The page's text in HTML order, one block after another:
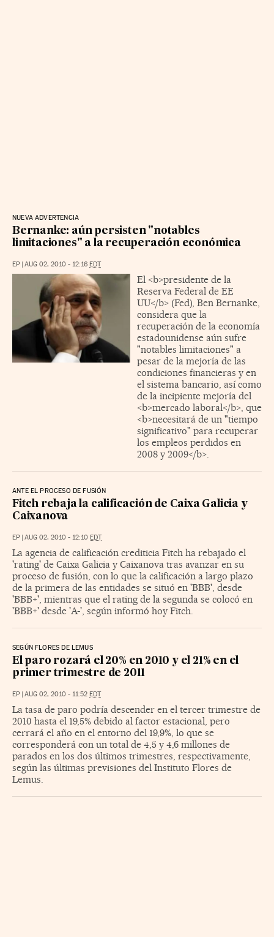
NUEVA ADVERTENCIA
Bernanke: aún persisten "notables
limitaciones" a la recuperación económica
EP | AUG 02, 2010 - 12:16 EDT
El <b>presidente de la
Reserva Federal de EE
UU</b> (Fed), Ben Bernanke,
considera que la
recuperación de la economía
estadounidense aún sufre
"notables limitaciones" a
pesar de la mejoría de las
condiciones financieras y en
el sistema bancario, así como
de la incipiente mejoría del
<b>mercado laboral</b>, que
<b>necesitará de un "tiempo
significativo" para recuperar
los empleos perdidos en
2008 y 2009</b>.
ANTE EL PROCESO DE FUSIÓN
Fitch rebaja la calificación de Caixa Galicia y
Caixanova
EP | AUG 02, 2010 - 12:10 EDT
La agencia de calificación crediticia Fitch ha rebajado el
'rating' de Caixa Galicia y Caixanova tras avanzar en su
proceso de fusión, con lo que la calificación a largo plazo
de la primera de las entidades se situó en 'BBB', desde
'BBB+', mientras que el rating de la segunda se colocó en
'BBB+' desde 'A-', según informó hoy Fitch.
SEGÚN FLORES DE LEMUS
El paro rozará el 20% en 2010 y el 21% en el
primer trimestre de 2011
EP | AUG 02, 2010 - 11:52 EDT
La tasa de paro podría descender en el tercer trimestre de
2010 hasta el 19,5% debido al factor estacional, pero
cerrará el año en el entorno del 19,9%, lo que se
corresponderá con un total de 4,5 y 4,6 millones de
parados en los dos últimos trimestres, respectivamente,
según las últimas previsiones del Instituto Flores de
Lemus.